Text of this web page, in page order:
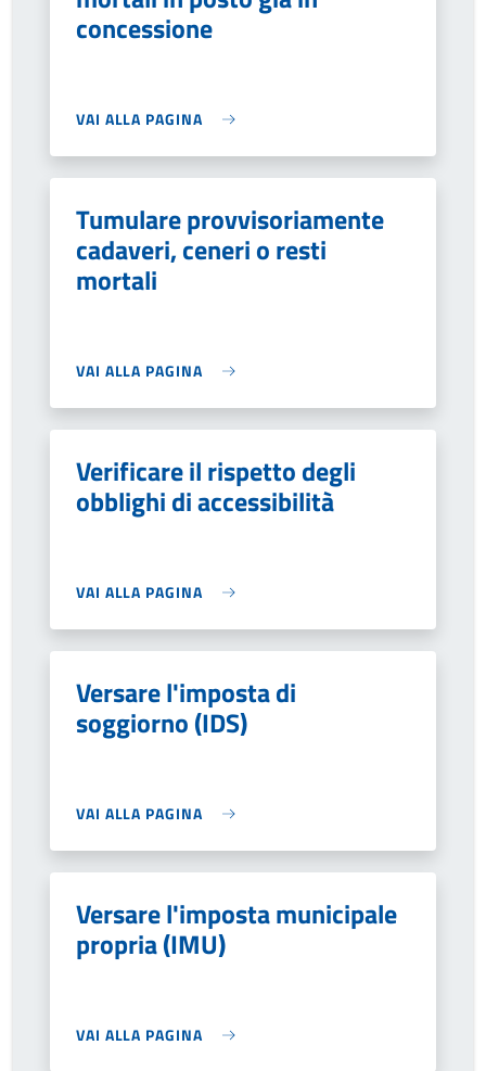
concessione
VAI ALLA PAGINA
Tumulare provvisoriamente
cadaveri, ceneri o resti
mortali
VAI ALLA PAGINA
Verificare il rispetto degli
obblighi di accessibilità
VAI ALLA PAGINA
Versare l'imposta di
soggiorno (IDS)
VAI ALLA PAGINA
Versare l'imposta municipale
propria (IMU)
VAI ALLA PAGINA